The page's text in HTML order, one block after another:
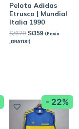
Pelota Adidas
Etrusco | Mundial
Italia 1990
S/679 S/359 (Envío
¡GRATIS!)
- 22%